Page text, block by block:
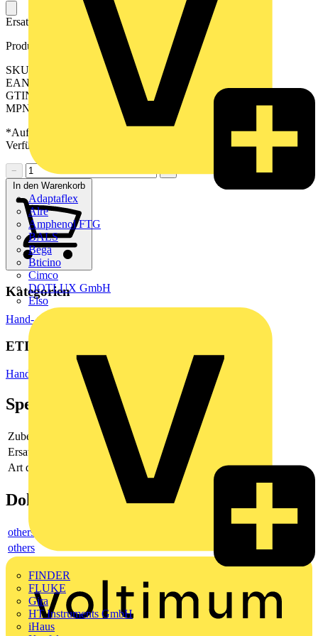
Adaptaflex
Alre
Amphenol FTG
BALS
Bega
Bticino
Cimco
DOTLUX GmbH
Elso
FINDER
FLUKE
Gira
HT Instruments GmbH
iHaus
Ersatzteil für Crimpwerkzeug.
Produktkennzeichen
SKU: 2571490000
EAN: 04050118582116
GTIN: 04050118582116
MPN: ERTE KLBC SPX 16
*Auf Anfrage verfügbar - bitte in den Warenkorb legen, um
Verfügbarkeit zu prüfen
−
In den Warenkorb
Kategorien
Hand- und Elektrowerkzeuge
ETIM Group
Handwerkzeuge
Spezifikationen
Zubehör
Ersatzteil
Ja
Art des Zubehörs/Ersatzteils
sonstige
Dokumente
others
others